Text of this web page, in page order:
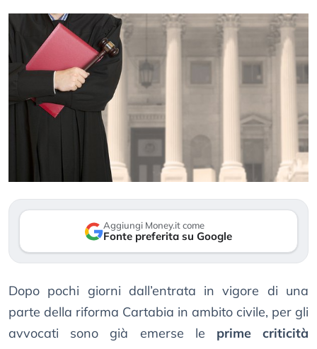
Aggiungi Money.it come
Fonte preferita su Google
Dopo pochi giorni dall’entrata in vigore di una
parte della riforma Cartabia in ambito civile, per gli
avvocati sono già emerse le prime criticità